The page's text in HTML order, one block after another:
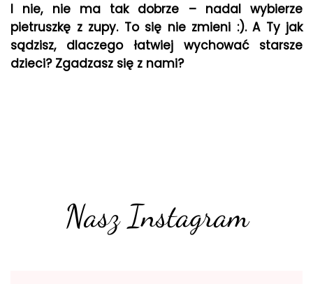
I nie, nie ma tak dobrze – nadal wybierze
pietruszkę z zupy. To się nie zmieni :). A Ty jak
sądzisz, dlaczego łatwiej wychować starsze
dzieci? Zgadzasz się z nami?
Nasz Instagram